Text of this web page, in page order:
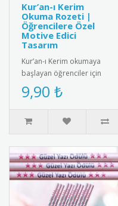
Kur’an-ı Kerim
Okuma Rozeti |
Öğrencilere Özel
Motive Edici
Tasarım
Kur’an-ı Kerim okumaya
başlayan öğrenciler için
özel olarak tasarlanmış bu
rozet, eğitim sürecini de..
9,90 ₺